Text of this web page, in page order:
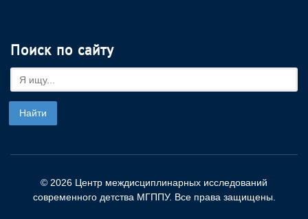
Поиск по сайту
© 2026 Центр междисциплинарных исследований
современного детства МГППУ. Все права защищены.